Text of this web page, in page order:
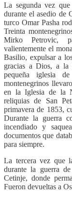
La segunda vez
durante el asedio de
turco Omar Pasha
Treinta
Mirko Petrovic,
valientemente el
Basilio, expulsar a
gracias a Dios, a la
pequeña iglesia
montenegrinos
en la Iglesia de la
reliquias de San
primavera de 1853,
Durante la guerra
incendiado y
documentos que
para siempre.
La tercera vez que
durante la guerra
Cetinje, donde
Fueron devueltas a